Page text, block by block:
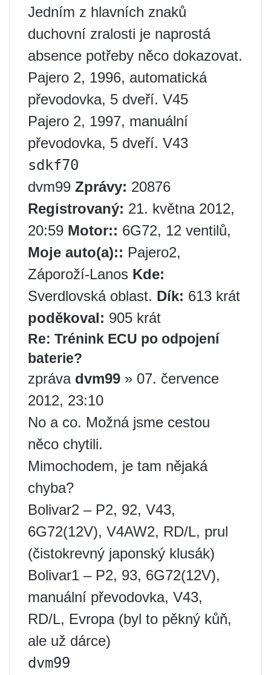
Jedním z hlavních znaků
duchovní zralosti je naprostá
absence potřeby něco dokazovat.
Pajero 2, 1996, automatická
převodovka, 5 dveří. V45
Pajero 2, 1997, manuální
převodovka, 5 dveří. V43
sdkf70
dvm99 Zprávy: 20876
Registrovaný: 21. května 2012,
20:59 Motor:: 6G72, 12 ventilů,
Moje auto(a):: Pajero2,
Záporoží-Lanos Kde:
Sverdlovská oblast. Dík: 613 krát
poděkoval: 905 krát
Re: Trénink ECU po odpojení
baterie?
zpráva dvm99 » 07. července
2012, 23:10
No a co. Možná jsme cestou
něco chytili.
Mimochodem, je tam nějaká
chyba?
Bolivar2 – P2, 92, V43,
6G72(12V), V4AW2, RD/L, prul
(čistokrevný japonský klusák)
Bolivar1 – P2, 93, 6G72(12V),
manuální převodovka, V43,
RD/L, Evropa (byl to pěkný kůň,
ale už dárce)
dvm99